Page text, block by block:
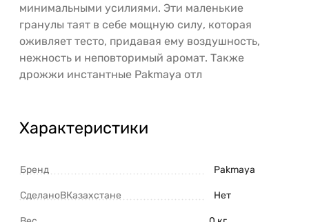
минимальными усилиями. Эти маленькие
гранулы таят в себе мощную силу, которая
оживляет тесто, придавая ему воздушность,
нежность и неповторимый аромат. Также
дрожжи инстантные Pakmaya отл
Характеристики
Бренд Pakmaya
СделаноВКазахстане Нет